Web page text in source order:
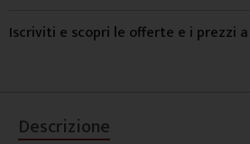
Iscriviti e scopri le offerte e i prezzi
Descrizione